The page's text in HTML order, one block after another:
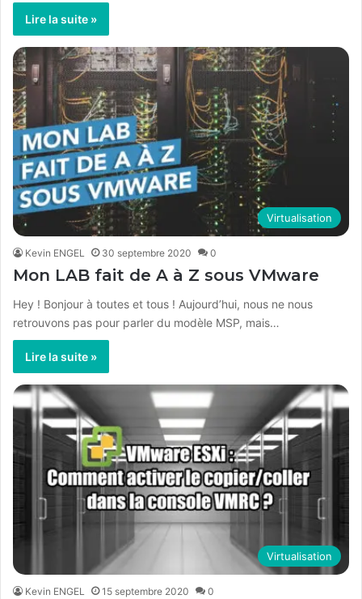
Lire la suite »
Virtualisation
Kevin ENGEL 30 septembre 2020 0
Mon LAB fait de A à Z sous VMware
Hey ! Bonjour à toutes et tous ! Aujourd’hui, nous ne nous
retrouvons pas pour parler du modèle MSP, mais…
Lire la suite »
Virtualisation
Kevin ENGEL 15 septembre 2020 0